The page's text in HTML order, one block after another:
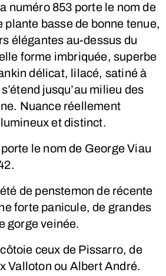
numéro 853 porte le nom de
plante basse de bonne tenue,
élégantes au-dessus du
forme imbriquée, superbe
délicat, lilacé, satiné à
jusqu’au milieu des
Nuance réellement
et distinct.
le nom de George Viau
de penstemon de récente
forte panicule, de grandes
gorge veinée.
ceux de Pissarro, de
Valloton ou Albert André.